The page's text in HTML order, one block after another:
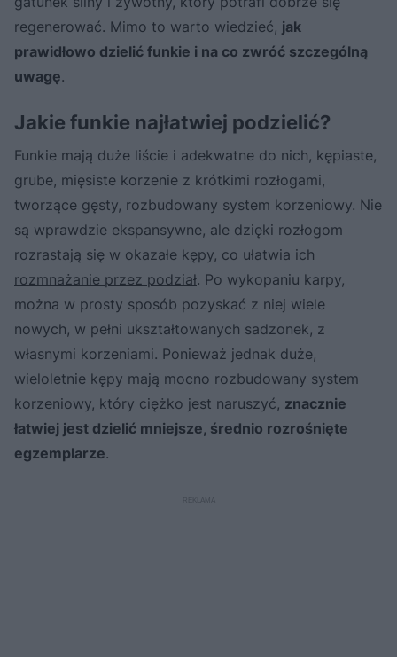
regenerować. Mimo to warto wiedzieć, jak
prawidłowo dzielić funkie i na co zwróć szczególną
uwagę.
Jakie funkie najłatwiej podzielić?
Funkie mają duże liście i adekwatne do nich, kępiaste,
grube, mięsiste korzenie z krótkimi rozłogami,
tworzące gęsty, rozbudowany system korzeniowy. Nie
są wprawdzie ekspansywne, ale dzięki rozłogom
rozrastają się w okazałe kępy, co ułatwia ich
rozmnażanie przez podział. Po wykopaniu karpy,
można w prosty sposób pozyskać z niej wiele
nowych, w pełni ukształtowanych sadzonek, z
własnymi korzeniami. Ponieważ jednak duże,
wieloletnie kępy mają mocno rozbudowany system
korzeniowy, który ciężko jest naruszyć, znacznie
łatwiej jest dzielić mniejsze, średnio rozrośnięte
egzemplarze.